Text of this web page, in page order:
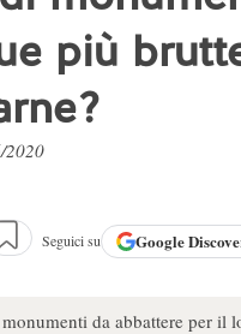
più
2020
Seguici su Google
da abbattere per il